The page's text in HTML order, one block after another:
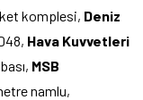
komplesi, Deniz
Hava Kuvvetleri
MSB
namlu,